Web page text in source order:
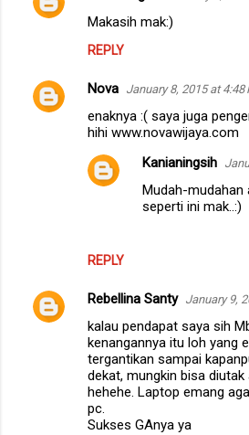
Makasih mak:)
REPLY
Nova January 8, 2015 at 4:48
enaknya :( saya juga
hihi www.novawijaya.com
REPLY
Kanianingsih
Mudah-mudahan
seperti ini mak..:)
Rebellina Santy January 9,
kalau pendapat saya sih
kenangannya itu loh yang
tergantikan sampai
dekat, mungkin bisa
hehehe. Laptop emang
pc.
Sukses GAnya ya